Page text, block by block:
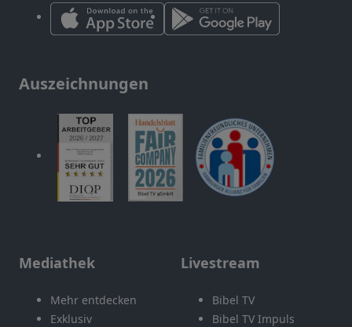
Auszeichnungen
Mediathek
Mehr entdecken
Exklusiv
Livestream
Bibel TV
Bibel TV Impuls